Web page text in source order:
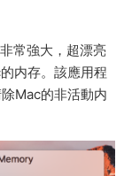
常強大，超漂亮
内存。該應用程
Mac的非活動内